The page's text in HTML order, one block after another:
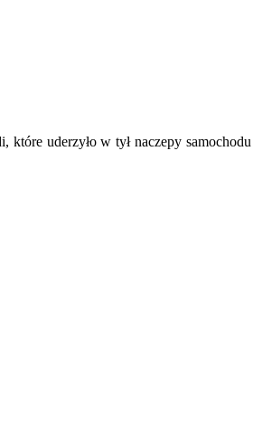
uderzyło w tył naczepy